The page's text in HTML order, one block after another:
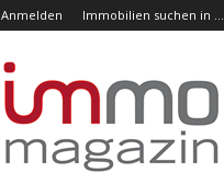
Anmelden Immobilien suchen in …